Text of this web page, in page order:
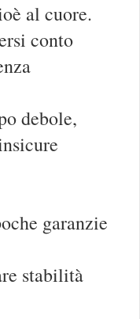
al cuore.
conto
debole,
garanzie
stabilità